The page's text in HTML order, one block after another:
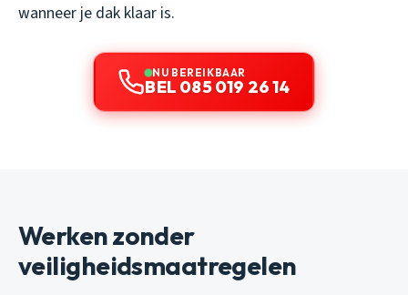
wanneer je dak klaar is.
NU BEREIKBAAR
BEL 085 019 26 14
Werken zonder
veiligheidsmaatregelen